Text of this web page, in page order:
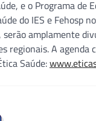
e o Programa de
do IES e Fehosp
amplamente
regionais. A agenda
Saúde: